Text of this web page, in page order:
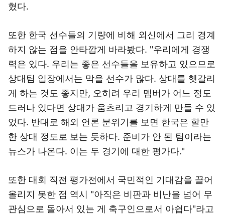
혔다.
또한 한국 선수들의 기량에 비해 외신에서 그리 경계
하지 않는 점을 안타깝게 바라봤다. "우리에게 경쟁
력은 있다. 우리는 좋은 선수들을 보유하고 있으므로
상대팀 입장에서는 막을 선수가 많다. 상대를 헷갈리
게 하는 것도 좋지만, 오히려 우리 멤버가 어느 정도
드러나 있다면 상대가 움츠리고 경기하게 만들 수 있
었다. 반대로 해외 언론 분위기를 보면 한국은 할만
한 상대 정도로 보는 듯하다. 준비가 안 된 팀이라는
뉴스가 나온다. 이는 두 경기에 대한 평가다."
또한 대회 직전 평가전에서 국민적인 기대감을 끌어
올리지 못한 점 역시 "아직은 비판과 비난을 넘어 무
관심으로 돌아서 있는 게 축구인으로서 아쉽다"라고